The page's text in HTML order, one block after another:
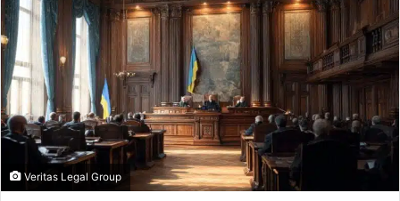
Veritas Legal Group